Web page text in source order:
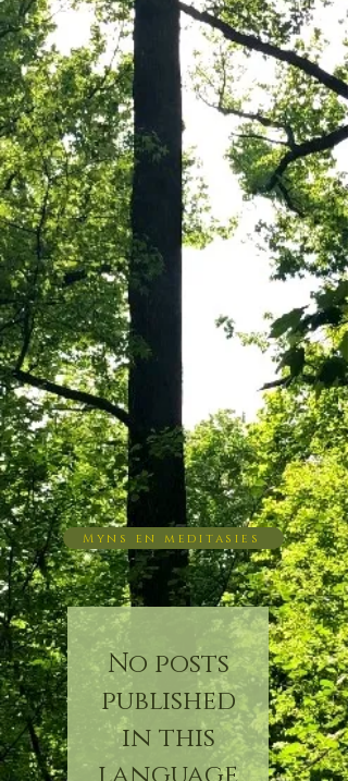
Myns en meditasies
No posts
published
in this